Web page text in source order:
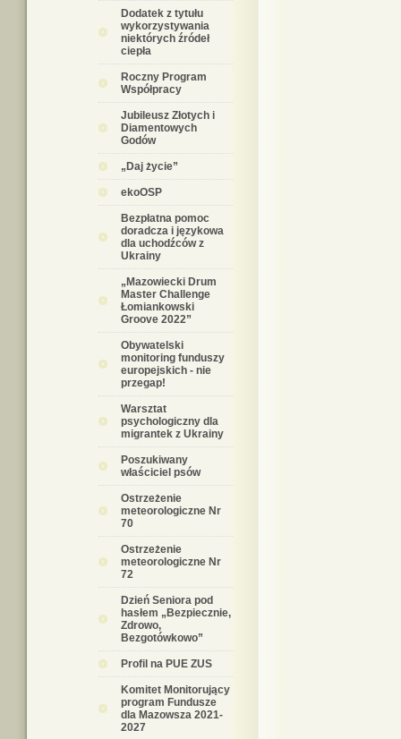
Dodatek z tytułu
wykorzystywania
niektórych źródeł
ciepła
Roczny Program
Współpracy
Jubileusz Złotych i
Diamentowych
Godów
„Daj życie”
ekoOSP
Bezpłatna pomoc
doradcza i językowa
dla uchodźców z
Ukrainy
„Mazowiecki Drum
Master Challenge
Łomiankowski
Groove 2022”
Obywatelski
monitoring funduszy
europejskich - nie
przegap!
Warsztat
psychologiczny dla
migrantek z Ukrainy
Poszukiwany
właściciel psów
Ostrzeżenie
meteorologiczne Nr
70
Ostrzeżenie
meteorologiczne Nr
72
Dzień Seniora pod
hasłem „Bezpiecznie,
Zdrowo,
Bezgotówkowo”
Profil na PUE ZUS
Komitet Monitorujący
program Fundusze
dla Mazowsza 2021-
2027